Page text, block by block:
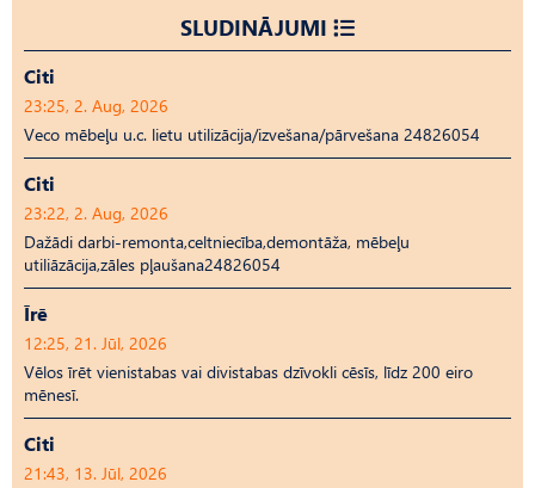
SLUDINĀJUMI
Citi
23:25, 2. Aug, 2026
Veco mēbeļu u.c. lietu utilizācija/izvešana/pārvešana 24826054
Citi
23:22, 2. Aug, 2026
Dažādi darbi-remonta,celtniecība,demontāža, mēbeļu
utiliāzācija,zāles pļaušana24826054
Īrē
12:25, 21. Jūl, 2026
Vēlos īrēt vienistabas vai divistabas dzīvokli cēsīs, līdz 200 eiro
mēnesī.
Citi
21:43, 13. Jūl, 2026